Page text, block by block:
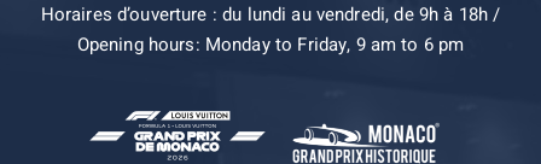
Horaires d’ouverture : du lundi au vendredi, de 9h à 18h /
Opening hours: Monday to Friday, 9 am to 6 pm